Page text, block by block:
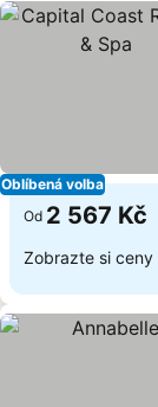
Oblíbená volba
Od 2 567 Kč
Zobrazte si ceny